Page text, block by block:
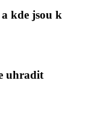
kde jsou k
uhradit